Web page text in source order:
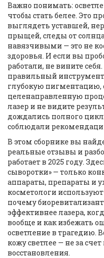
Важно понимать:
чтобы стать белее. Это
выглядеть уставшей,
прыщей, следы от
навязчивыми — это не
здоровья. И если вы
работали, не вините
правильный
глубокую пигментацию,
целенаправленную
лазер и не видите
дождались полного
соблюдали
В этом сборнике вы
реальные отзывы и
работает в 2025 году.
сыворотки» — только
аппараты, препараты и
косметологи
почему
эффективнее лазера,
вообще и как избежать
осветление в трагедию.
кожу светлее — не за
восстановления.